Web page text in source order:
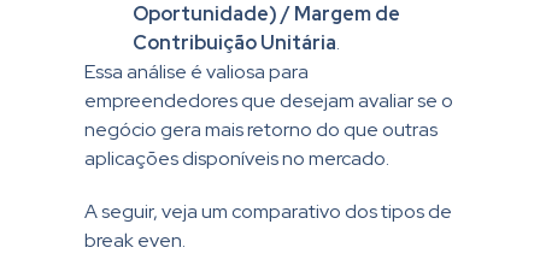
Oportunidade) / Margem de
Contribuição Unitária.
Essa análise é valiosa para
empreendedores que desejam avaliar se o
negócio gera mais retorno do que outras
aplicações disponíveis no mercado.
A seguir, veja um comparativo dos tipos de
break even.